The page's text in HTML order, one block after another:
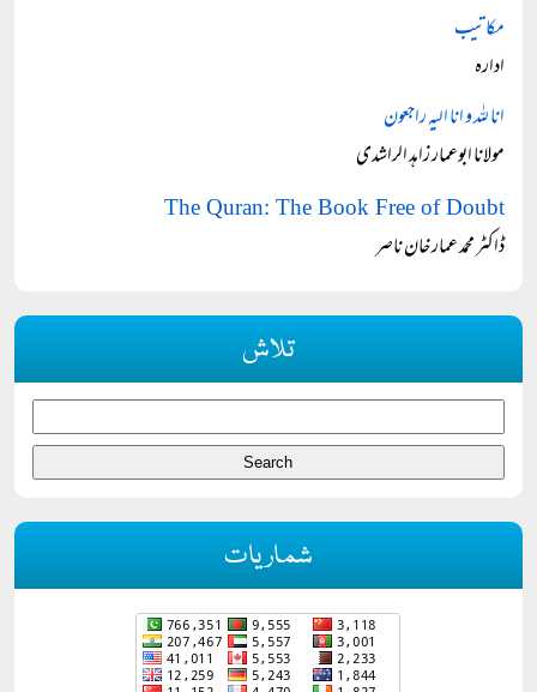
مکاتیب
ادارہ
انا للہ و انا الیہ راجعون
مولانا ابوعمار زاہد الراشدی
The Quran: The Book Free of Doubt
ڈاکٹر محمد عمار خان ناصر
تلاش
شماریات